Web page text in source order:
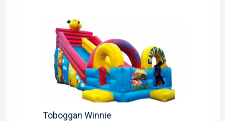
Toboggan Winnie